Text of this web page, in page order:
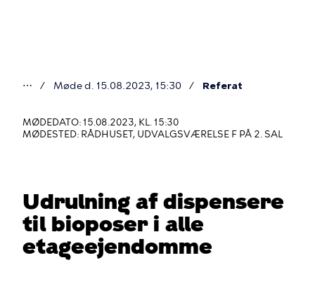
er
her
⋯ Møde d. 15.08.2023, 15:30 Referat
MØDEDATO: 15.08.2023, KL. 15:30
MØDESTED: RÅDHUSET, UDVALGSVÆRELSE F PÅ 2. SAL
Udrulning af dispensere
til bioposer i alle
etageejendomme